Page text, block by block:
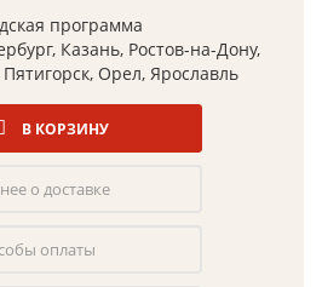
программа
Казань, Ростов-на-Дону,
Орел, Ярославль
В КОРЗИНУ
о доставке
оплаты